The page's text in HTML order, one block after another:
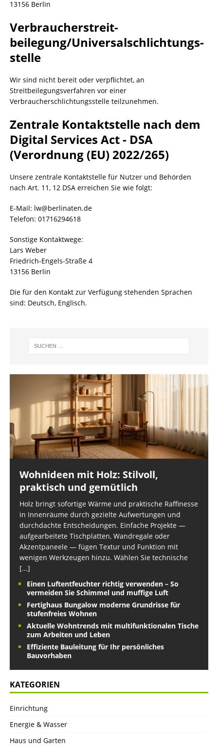
13156 Berlin
Verbraucher­streit­
beilegung/Universal­schlichtungs­
stelle
Wir sind nicht bereit oder verpflichtet, an
Streitbeilegungsverfahren vor einer
Verbraucherschlichtungsstelle teilzunehmen.
Zentrale Kontaktstelle nach dem
Digital Services Act - DSA
(Verordnung (EU) 2022/265)
Unsere zentrale Kontaktstelle für Nutzer und Behörden
nach Art. 11, 12 DSA erreichen Sie wie folgt:
E-Mail: lw@berlinaten.de
Telefon: 01716294618
Sonstige Kontaktwege:
Lars Weber
Friedrich-Engels-Straße 4
13156 Berlin
Die für den Kontakt zur Verfügung stehenden Sprachen
sind: Deutsch, Englisch.
Wohnideen mit Holz: Stilvoll,
praktisch und gemütlich
Holz bringt sofortige Wärme und praktische Raffinesse
in Innenräume durch gezielte Aufwertungen und
durchdachte Entscheidungen. Einfache Projekte —
aufgearbeitete Tischplatten, Wandregale oder
Akzentpaneele — fügen Textur und Funktion mit
wenigen Werkzeugen hinzu. Wählen Sie technische
[...]
Einen Luftentfeuchter richtig verwenden – So
vermeiden Sie Schimmel und muffige Luft
Fertighaus Bungalow moderne Grundrisse für
stufenfreies Wohnen
Aktuelle Wohntrends mit multifunktionalen Tische
zum Arbeiten und Leben
Effiziente Bauleitung für Ihr persönliches
Bauvorhaben
KATEGORIEN
Einrichtung
Energie & Wasser
Haus und Garten